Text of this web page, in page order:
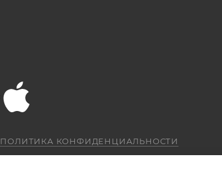
ПОЛИТИКА КОНФИДЕНЦИАЛЬНОСТИ